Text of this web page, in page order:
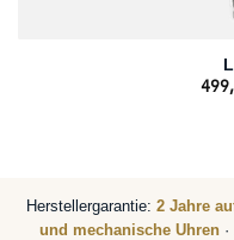
Herstellergarantie: 2 Jahre
und mechanische Uhren ·